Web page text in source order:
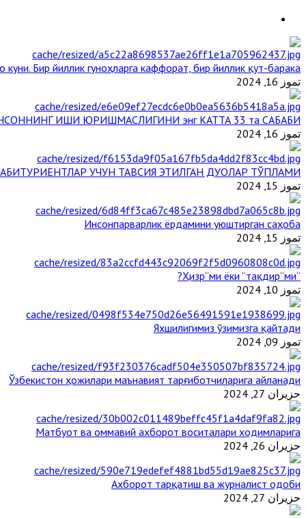
Бир йиллик гуноҳларга каффорат, бир йиллик қут-барака
تموز 16, 2024
ИШИ ЮРИШМАСЛИГИНИ энг КАТТА 33 та САБАБИ
تموز 16, 2024
АБИТУРИЕНТЛАР УЧУН ТАВСИЯ ЭТИЛГАН ДУОЛАР ТЎПЛАМИ
تموز 15, 2024
Инсонпарварлик ёрдамини уюштирган саҳоба
تموز 15, 2024
“Ҳизр”ми ёки “тақдир”ми?
تموز 10, 2024
Яхшилигимиз ўзимизга қайтади
تموز 09, 2024
Ўзбекистон ҳожилари маънавият тарғиботчиларига айланади
حزيران 27, 2024
Матбуот ва оммавий ахборот воситалари ходимларига
حزيران 26, 2024
Ахборот тарқатиш ва журналист одоби
حزيران 27, 2024